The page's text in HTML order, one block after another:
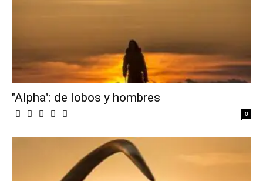
"Alpha": de lobos y hombres
0